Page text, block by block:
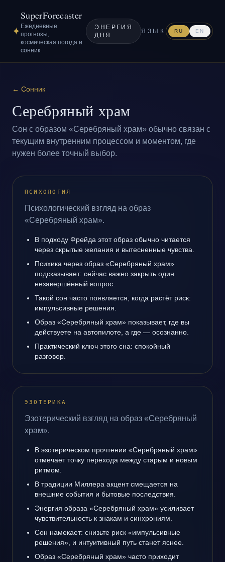
✦
SuperForecaster
Ежедневные
прогнозы,
космическая погода и
сонник
ЭНЕРГИЯ
ДНЯ
ЯЗЫК RU EN
← Сонник
Серебряный храм
Сон с образом «Серебряный храм» обычно связан с
текущим внутренним процессом и моментом, где
нужен более точный выбор.
ПСИХОЛОГИЯ
Психологический взгляд на образ
«Серебряный храм».
В подходу Фрейда этот образ обычно читается
через скрытые желания и вытесненные чувства.
Психика через образ «Серебряный храм»
подсказывает: сейчас важно закрыть один
незавершённый вопрос.
Такой сон часто появляется, когда растёт риск:
импульсивные решения.
Образ «Серебряный храм» показывает, где вы
действуете на автопилоте, а где — осознанно.
Практический ключ этого сна: спокойный
разговор.
ЭЗОТЕРИКА
Эзотерический взгляд на образ «Серебряный
храм».
В эзотерическом прочтении «Серебряный храм»
отмечает точку перехода между старым и новым
ритмом.
В традиции Миллера акцент смещается на
внешние события и бытовые последствия.
Энергия образа «Серебряный храм» усиливает
чувствительность к знакам и синхрониям.
Сон намекает: снизьте риск «импульсивные
решения», и интуитивный путь станет яснее.
Образ «Серебряный храм» часто приходит